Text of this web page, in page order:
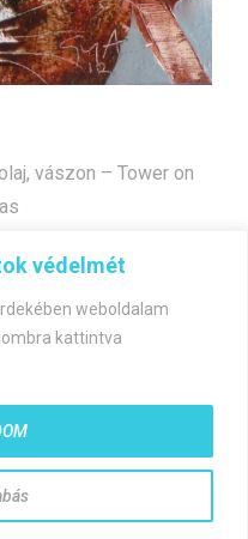
védelmét
weboldalam
kattintva
vászon – Tower on